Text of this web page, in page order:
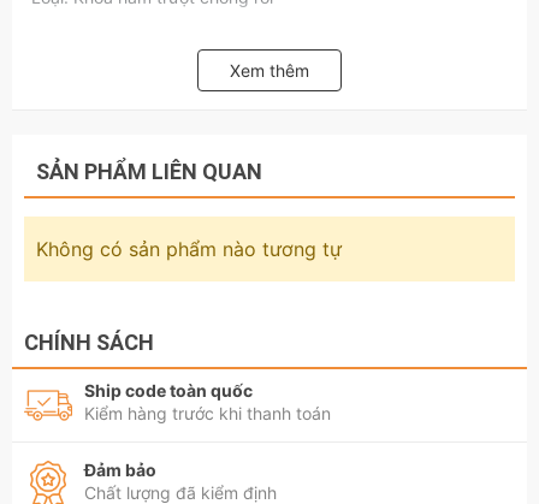
Xem thêm
SẢN PHẨM LIÊN QUAN
Không có sản phẩm nào tương tự
CHÍNH SÁCH
Ship code toàn quốc
Kiểm hàng trước khi thanh toán
Đảm bảo
Chất lượng đã kiểm định